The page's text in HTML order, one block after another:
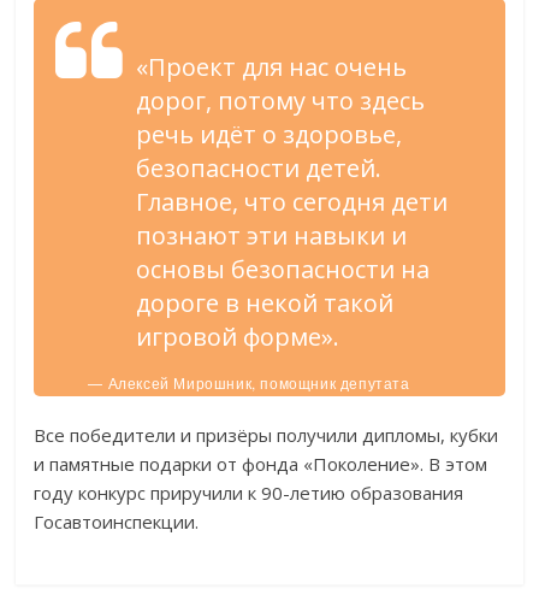
«Проект для нас очень
дорог, потому что здесь
речь идёт о здоровье,
безопасности детей.
Главное, что сегодня дети
познают эти навыки и
основы безопасности на
дороге в некой такой
игровой форме».
— Алексей Мирошник, помощник депутата
Госдумы РФ А.В. Скоча.
Все победители и призёры получили дипломы, кубки
и памятные подарки от фонда «Поколение». В этом
году конкурс приручили к 90-летию образования
Госавтоинспекции.